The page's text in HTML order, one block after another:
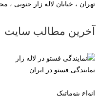
تهران ، خیابان لاله زار جنوبی ، مجتمع
آخرین مطالب سایت
نمایندگی فستو در ایران
انواع پنوماتیک